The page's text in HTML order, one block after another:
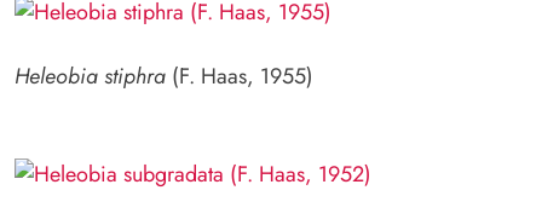
Heleobia stiphra (F. Haas, 1955)